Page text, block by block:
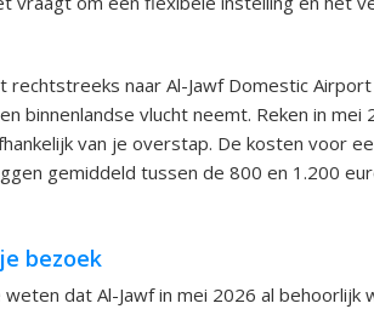
rechtstreeks naar Al-Jawf Domestic Airport
binnenlandse vlucht neemt. Reken in
van je overstap. De kosten voor
gemiddeld tussen de 800 en 1.200
bezoek
dat Al-Jawf in mei 2026 al behoorlijk